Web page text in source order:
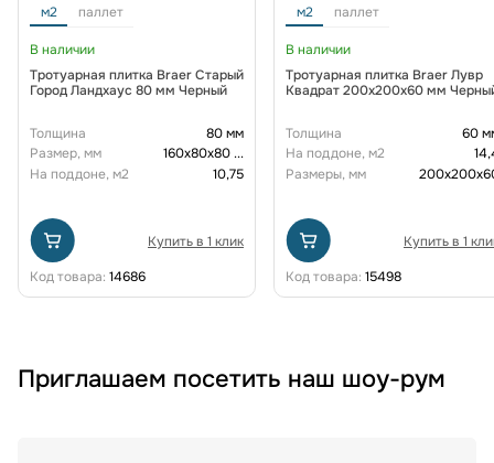
м2 паллет
В наличии
Тротуарная плитка Braer Старый
Город Ландхаус 80 мм Черный
Толщина
80 мм
Размер, мм
160х80х80...
На поддоне, м2
10,75
Купить в 1 клик
Код товара: 14686
м2 паллет
В наличии
Тротуарная плитка Braer Лувр
Квадрат 200х200х60 мм
Толщина
60
На поддоне, м2
Размеры, мм
Купить в 1
Код товара: 15498
Приглашаем посетить наш шоу-рум